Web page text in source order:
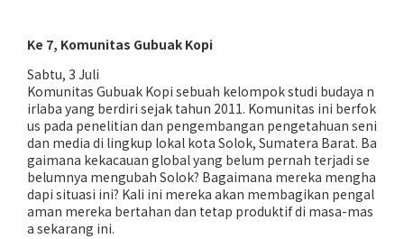
Ke 7, Komunitas Gubuak Kopi
Sabtu, 3 Juli
Komunitas Gubuak Kopi sebuah kelompok studi budaya n
irlaba yang berdiri sejak tahun 2011. Komunitas ini berfok
us pada penelitian dan pengembangan pengetahuan seni
dan media di lingkup lokal kota Solok, Sumatera Barat. Ba
gaimana kekacauan global yang belum pernah terjadi se
belumnya mengubah Solok? Bagaimana mereka mengha
dapi situasi ini? Kali ini mereka akan membagikan pengal
aman mereka bertahan dan tetap produktif di masa-mas
a sekarang ini.